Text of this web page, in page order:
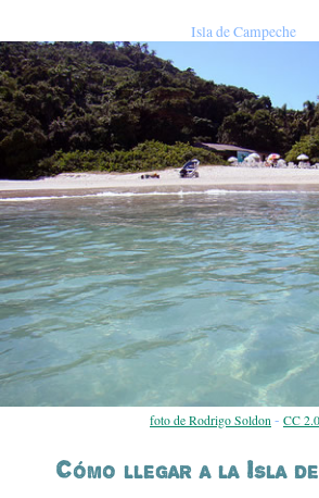
Isla de Campeche
foto de Rodrigo Soldon - CC
Cómo llegar a la Isla de